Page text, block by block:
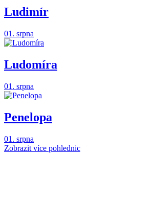
Ludimír
01. srpna
Ludomíra
01. srpna
Penelopa
01. srpna
Zobrazit více pohlednic